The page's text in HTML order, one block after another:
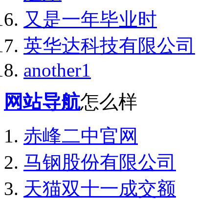
又是一年毕业时
英华达科技有限公司
another1
网站导航怎么样
赤峰二中官网
马钢股份有限公司
天猫双十一成交额